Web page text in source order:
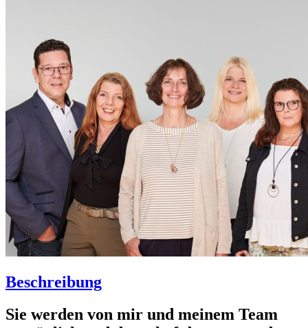
Beschreibung
Sie werden von mir und meinem Team